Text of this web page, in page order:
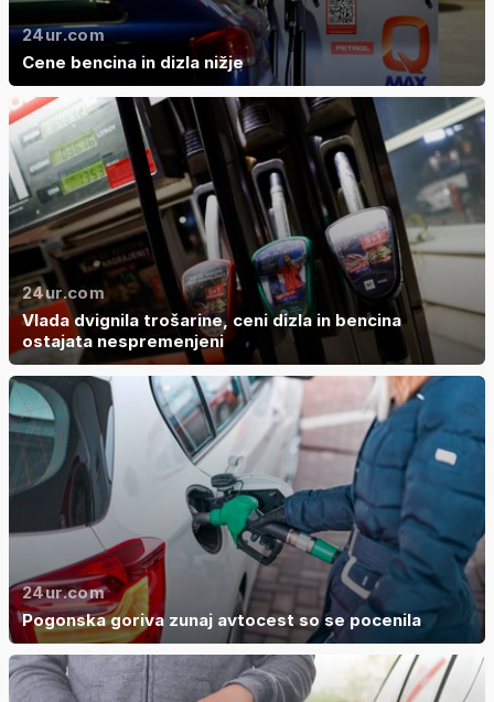
24ur.com
Cene bencina in dizla nižje
24ur.com
Vlada dvignila trošarine, ceni dizla in bencina
ostajata nespremenjeni
24ur.com
Pogonska goriva zunaj avtocest so se pocenila